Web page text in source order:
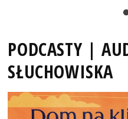
PODCASTY |
SŁUCHOWISKA